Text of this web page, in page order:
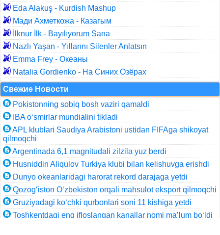
Eda Alakuş - Kurdish Mashup
Мади Ахметкожа - Казагым
İlknur İlk - Bayılıyorum Sana
Nazlı Yaşan - Yıllarını Silenler Anlatsın
Emma Frey - Океаны
Natalia Gordienko - На Синих Озёрах
Свежие Новости
Pokistonning sobiq bosh vaziri qamaldi
IBA o‘smirlar mundialini tikladi
APL klublari Saudiya Arabistoni ustidan FIFAga shikoyat
qilmoqchi
Argentinada 6,1 magnitudali zilzila yuz berdi
Husniddin Aliqulov Turkiya klubi bilan kelishuvga erishdi
Dunyo okeanlaridagi harorat rekord darajaga yetdi
Qozog‘iston O‘zbekiston orqali mahsulot eksport qilmoqchi
Gruziyadagi ko‘chki qurbonlari soni 11 kishiga yetdi
Toshkentdagi eng ifloslangan kanallar nomi ma’lum bo‘ldi